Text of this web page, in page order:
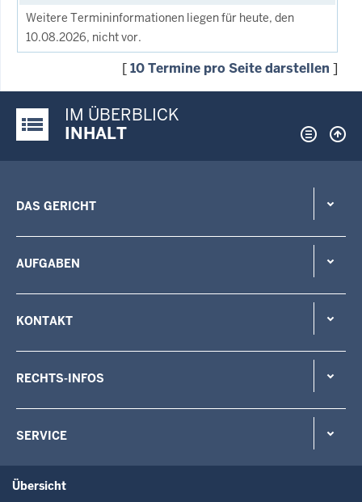
Weitere Termininformationen liegen für heute, den
10.08.2026, nicht vor.
[10 Termine pro Seite darstellen ]
Justiz-Portal im Überblick:
IM ÜBERBLICK
INHALT
DAS GERICHT
AUFGABEN
KONTAKT
RECHTS-INFOS
SERVICE
Übersicht